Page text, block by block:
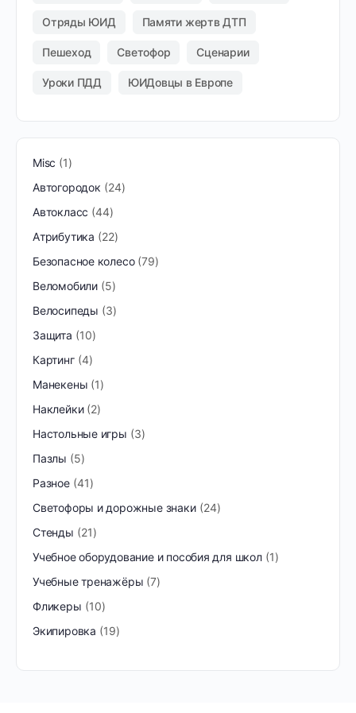
Отряды ЮИД Памяти жертв ДТП
Пешеход Светофор Сценарии
Уроки ПДД ЮИДовцы в Европе
Misc
1
Автогородок
24
Автокласс 44
Атрибутика
22
Безопасное колесо 79
Веломобили 5
Велосипеды
3
Защита
10
Картинг 4
Манекены 1
Наклейки 2
Настольные игры
3
Пазлы
5
Разное 41
Светофоры и дорожные знаки
24
Стенды
21
Учебное оборудование и пособия для школ 1
Учебные тренажёры 7
Фликеры
10
Экипировка
19